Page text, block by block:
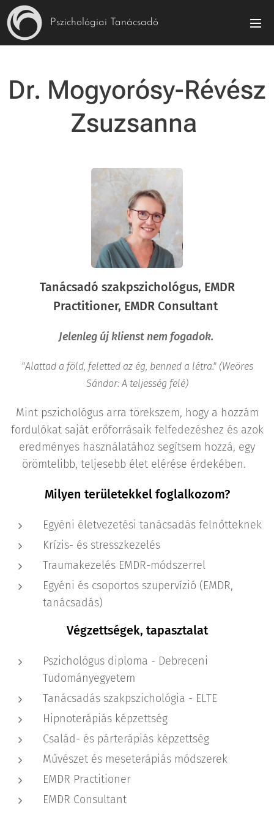
Pszichológiai Tanácsadó
Dr. Mogyorósy-Révész
Zsuzsanna
Tanácsadó szakpszichológus, EMDR
Practitioner, EMDR Consultant
Jelenleg új klienst nem fogadok.
"Alattad a föld, feletted az ég, benned a létra." (Weöres
Sándor: A teljesség felé)
Mint pszichológus arra törekszem, hogy a hozzám
fordulókat saját erőforrásaik felfedezéshez és azok
eredményes használatához segítsem hozzá, egy
örömtelibb, teljesebb élet elérése érdekében.
Milyen területekkel foglalkozom?
Egyéni életvezetési tanácsadás felnőtteknek
Krízis- és stresszkezelés
Traumakezelés EMDR-módszerrel
Egyéni és csoportos szupervízió (EMDR,
tanácsadás)
Végzettségek, tapasztalat
Pszichológus diploma - Debreceni
Tudományegyetem
Tanácsadás szakpszichológia - ELTE
Hipnoterápiás képzettség
Család- és párterápiás képzettség
Művészet és meseterápiás módszerek
EMDR Practitioner
EMDR Consultant